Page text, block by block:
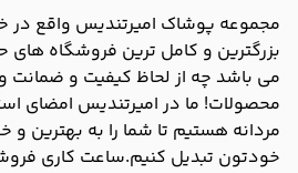
مجموعه پوشاک امیرتندیس واقع در
بزرگترین و کامل ترین فروشگاه های
می باشد چه از لحاظ کیفیت و ضمانت
محصولات! ما در امیرتندیس امضای
مردانه هستیم تا شما را به بهترین
خودتون تبدیل کنیم.ساعت کاری فروشگاه: از 11